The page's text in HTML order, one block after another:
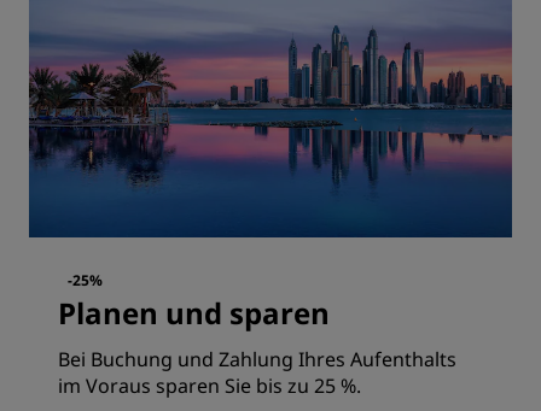
-25%
Planen und sparen
Bei Buchung und Zahlung Ihres Aufenthalts
im Voraus sparen Sie bis zu 25 %.